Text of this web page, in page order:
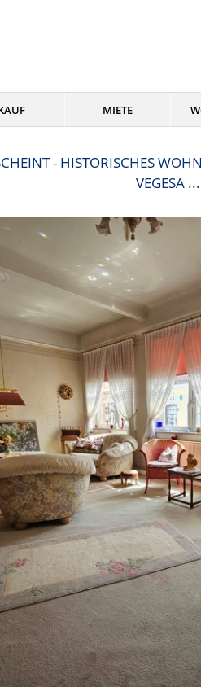
MIETE
- HISTORISCHES
EGESA ...